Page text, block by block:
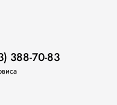
388-70-83